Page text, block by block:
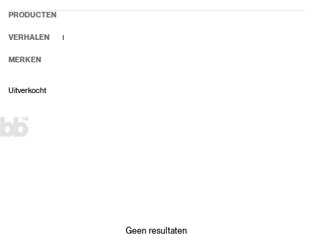
PRODUCTEN
VERHALEN
MERKEN
Uitverkocht
Verkoopprijs
Normale prijs
Geen resultaten